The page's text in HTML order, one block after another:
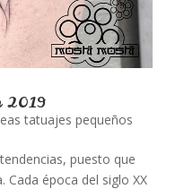
2019
tatuajes pequeños
puesto que
Cada época del siglo XX